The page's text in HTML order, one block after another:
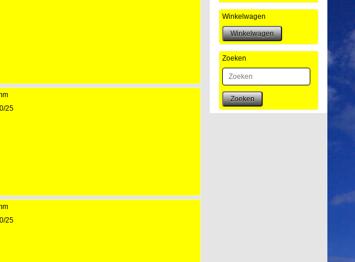
25
25
Winkelwagen
Zoeken
Zoeken